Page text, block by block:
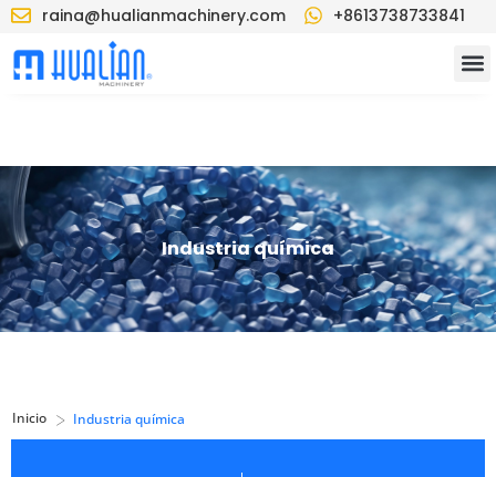
raina@hualianmachinery.com +8613738733841
Industria química
Inicio > Industria química